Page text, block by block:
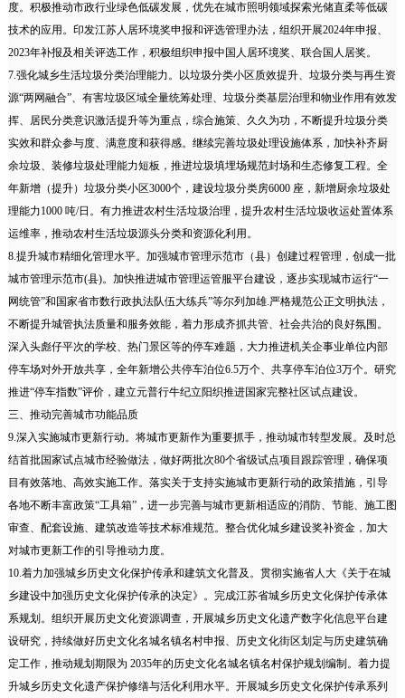
度。积极推动市政行业绿色低碳发展，优先在城市照明领域探索光储直柔等低碳
技术的应用。印发江苏人居环境奖申报和评选管理办法，组织开展2024年申报、
2023年补报及相关评选工作，积极组织申报中国人居环境奖、联合国人居奖。
7.强化城乡生活垃圾分类治理能力。以垃圾分类小区质效提升、垃圾分类与再生资
源“两网融合”、有害垃圾区域全量统筹处理、垃圾分类基层治理和物业作用有效发
挥、居民分类意识激活提升等为重点，综合施策、久久为功，不断提升垃圾分类
实效和群众参与度、满意度和获得感。继续完善垃圾处理设施体系，加快补齐厨
余垃圾、装修垃圾处理能力短板，推进垃圾填埋场规范封场和生态修复工程。全
年新增（提升）垃圾分类小区3000个，建设垃圾分类房6000 座，新增厨余垃圾处
理能力1000 吨/日。有力推进农村生活垃圾治理，提升农村生活垃圾收运处置体系
运维率，推动农村生活垃圾源头分类和资源化利用。
8.提升城市精细化管理水平。加强城市管理示范市（县）创建过程管理，创成一批
城市管理示范市(县)。加快推进城市管理运管服平台建设，逐步实现城市运行“一
网统管”和国家省市数行政执法队伍大练兵”等尔列加雄.严格规范公正文明执法，
不断提升城管执法质量和服务效能，着力形成齐抓共管、社会共治的良好氛围。
深入头彪仔平次的学校、热门景区等的停车难题，大力推进机关企事业单位内部
停车场对外开放共享，全年新增公共停车泊位6.5万个、共享停车泊位3万个。研究
推进“停车指数”评价，建立元普行牛纪立阳织推进国家完整社区试点建设。
三、推动完善城市功能品质
9.深入实施城市更新行动。将城市更新作为重要抓手，推动城市转型发展。及时总
结首批国家试点城市经验做法，做好两批次80个省级试点项目跟踪管理，确保项
目有效落地、高效实施工作。落实关于支持实施城市更新行动的政策措施，引导
各地不断丰富政策“工具箱”，进一步完善与城市更新相适应的消防、节能、施工图
审查、配套设施、建筑改造等技术标准规范。整合优化城乡建设奖补资金，加大
对城市更新工作的引导推动力度。
10.着力加强城乡历史文化保护传承和建筑文化普及。贯彻实施省人大《关于在城
乡建设中加强历史文化保护传承的决定》。完成江苏省城乡历史文化保护传承体
系规划。组织开展历史文化资源调查，开展城乡历史文化遗产数字化信息平台建
设研究，持续做好历史文化名城名镇名村申报、历史文化街区划定与历史建筑确
定工作，推动规划期限为 2035年的历史文化名城名镇名村保护规划编制。着力提
升城乡历史文化遗产保护修缮与活化利用水平。开展城乡历史文化保护传承系列